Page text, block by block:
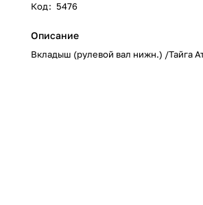
Код: 5476
Описание
Вкладыш (рулевой вал нижн.) /Тайга